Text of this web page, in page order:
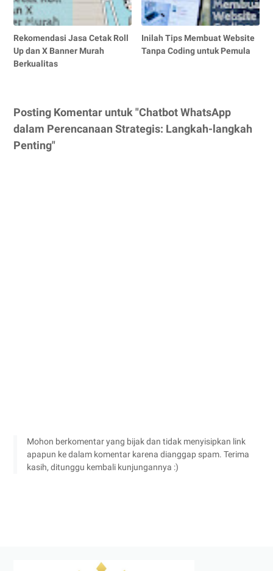
Rekomendasi Jasa Cetak Roll
Up dan X Banner Murah
Berkualitas
Inilah Tips Membuat Website
Tanpa Coding untuk Pemula
Posting Komentar untuk "Chatbot WhatsApp
dalam Perencanaan Strategis: Langkah-langkah
Penting"
Mohon berkomentar yang bijak dan tidak menyisipkan link
apapun ke dalam komentar karena dianggap spam. Terima
kasih, ditunggu kembali kunjungannya :)